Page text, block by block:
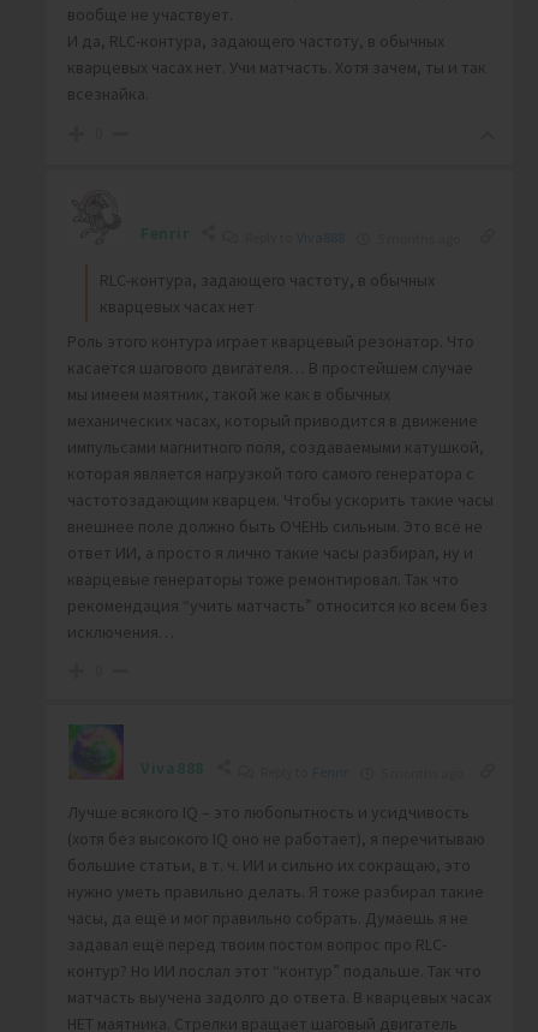
вообще не участвует.
И да, RLC-контура, задающего частоту, в обычных
кварцевых часах нет. Учи матчасть. Хотя зачем, ты и так
всезнайка.
Fenrir
RLC-контура, задающего частоту, в обычных
кварцевых часах нет
Роль этого контура играет кварцевый резонатор. Что
касается шагового двигателя… В простейшем случае
мы имеем маятник, такой же как в обычных
механических часах, который приводится в движение
импульсами магнитного поля, создаваемыми катушкой,
которая является нагрузкой того самого генератора с
частотозадающим кварцем. Чтобы ускорить такие часы
внешнее поле должно быть ОЧЕНЬ сильным. Это всё не
ответ ИИ, а просто я лично такие часы разбирал, ну и
кварцевые генераторы тоже ремонтировал. Так что
рекомендация “учить матчасть” относится ко всем без
исключения…
Viva888
Лучше всякого IQ – это любопытность и усидчивость
(хотя без высокого IQ оно не работает), я перечитываю
большие статьи, в т. ч. ИИ и сильно их сокращаю, это
нужно уметь правильно делать. Я тоже разбирал такие
часы, да ещё и мог правильно собрать. Думаешь я не
задавал ещё перед твоим постом вопрос про RLC-
контур? Но ИИ послал этот “контур” подальше. Так что
матчасть выучена задолго до ответа. В кварцевых часах
НЕТ маятника. Стрелки вращает шаговый двигатель